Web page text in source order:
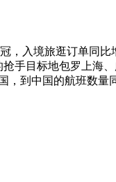
入境旅逛订单同比
手目标地包罗上海
到中国的航班数量